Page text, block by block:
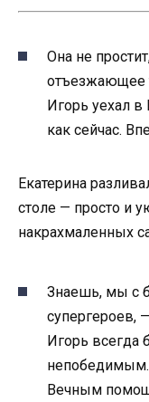
Она не
отъезжающее
Игорь уехал в
как сейчас.
Екатерина
столе — просто и
накрахмаленных
Знаешь, мы с
супергероев,
Игорь
непобедимым.
Вечным